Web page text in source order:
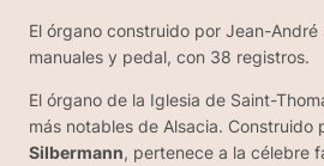
El órgano construido por Jean-
manuales y pedal, con 38 registros.
El órgano de la Iglesia de Saint-
más notables de Alsacia. Construido
Silbermann, pertenece a la célebre